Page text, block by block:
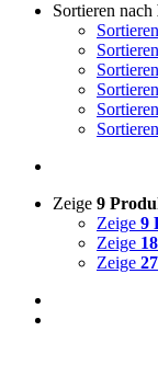
Sortieren nach
Zeige 9
Zeige 9
Zeige
Zeige